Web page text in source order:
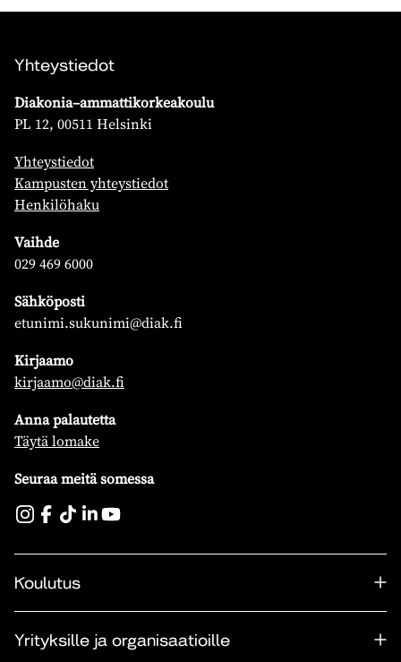
Yhteystiedot
Diakonia–ammattikorkeakoulu
PL 12, 00511 Helsinki
Yhteystiedot
Kampusten yhteystiedot
Henkilöhaku
Vaihde
029 469 6000
Sähköposti
etunimi.sukunimi@diak.fi
Kirjaamo
kirjaamo@diak.fi
Anna palautetta
Täytä lomake
Seuraa meitä somessa
Koulutus
Yrityksille ja organisaatioille